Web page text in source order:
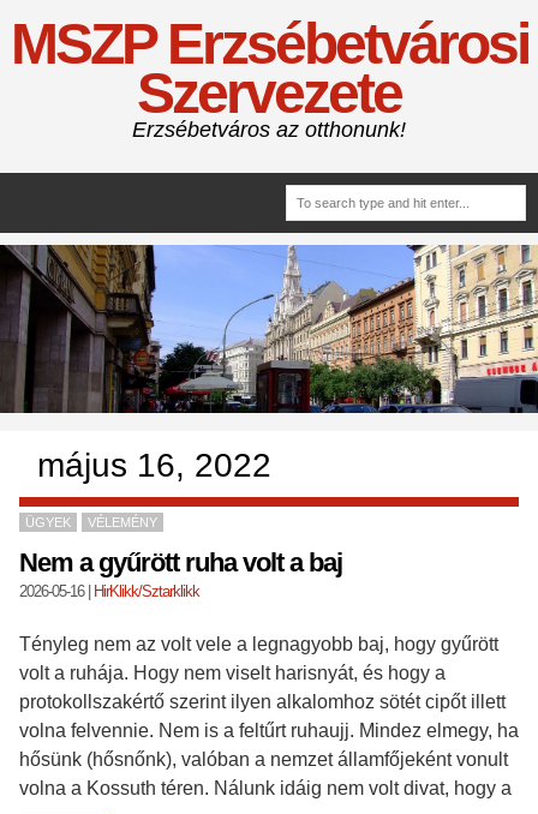
MSZP Erzsébetvárosi
Szervezete
Erzsébetváros az otthonunk!
május 16, 2022
ÜGYEK VÉLEMÉNY
Nem a gyűrött ruha volt a baj
2026-05-16| HirKlikk/Sztarklikk
Tényleg nem az volt vele a legnagyobb baj, hogy gyűrött
volt a ruhája. Hogy nem viselt harisnyát, és hogy a
protokollszakértő szerint ilyen alkalomhoz sötét cipőt illett
volna felvennie. Nem is a feltűrt ruhaujj. Mindez elmegy, ha
hősünk (hősnőnk), valóban a nemzet államfőjeként vonult
volna a Kossuth téren. Nálunk idáig nem volt divat, hogy a